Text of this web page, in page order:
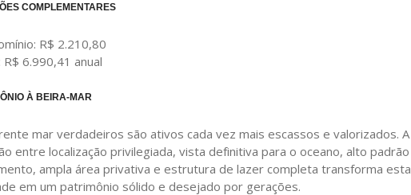
COMPLEMENTARES
R$ 2.210,80
R$ 6.990,41 anual
À BEIRA-MAR
mar verdadeiros são ativos cada vez mais escassos e valorizados. A
entre localização privilegiada, vista definitiva para o oceano, alto padrão
ampla área privativa e estrutura de lazer completa transforma esta
em um patrimônio sólido e desejado por gerações.